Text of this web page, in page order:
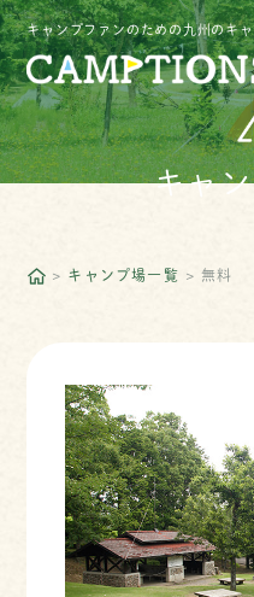
キャンプファンのための九州のキ
キャ
キャンプ場一覧 無料